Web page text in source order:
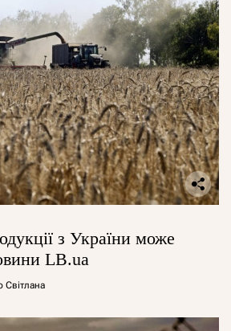
з України може
LB.ua
Світлана